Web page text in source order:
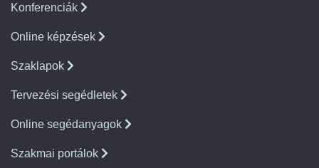
Konferenciák
Online képzések
Szaklapok
Tervezési segédletek
Online segédanyagok
Szakmai portálok